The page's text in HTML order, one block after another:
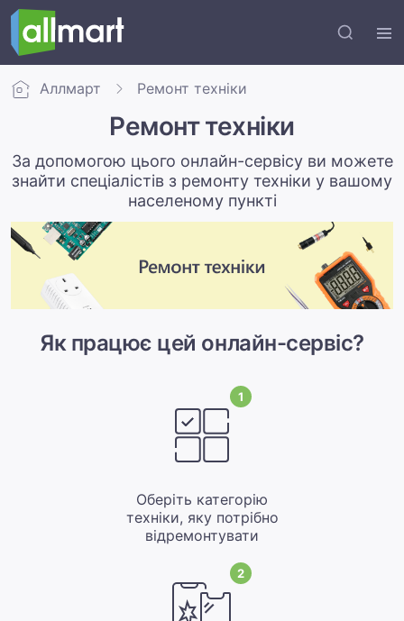
Аллмарт Ремонт техніки
Ремонт техніки
За допомогою цього онлайн-сервісу ви можете
знайти спеціалістів з ремонту техніки у вашому
населеному пункті
Як працює цей онлайн-сервіс?
1
Оберіть категорію
техніки, яку потрібно
відремонтувати
2